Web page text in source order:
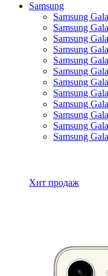
Samsung
Samsung
Samsung
Samsung
Samsung
Samsung
Samsung
Samsung
Samsung
Samsung
Samsung
Samsung
Samsung
Хит продаж